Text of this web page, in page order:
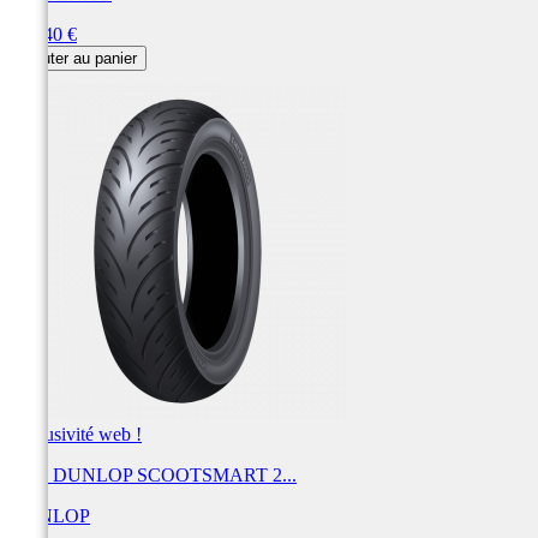
230,40 €
Ajouter au panier
Exclusivité web !
Pneu DUNLOP SCOOTSMART 2...
DUNLOP